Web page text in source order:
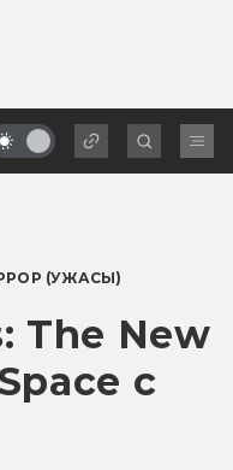
(УЖАСЫ)
The New
с